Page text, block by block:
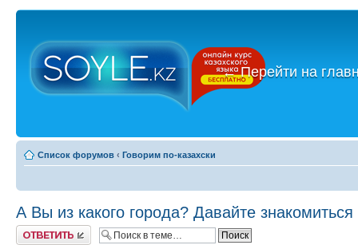
←Перейти на
Список форумов ‹ Говорим по-казахски
А Вы из какого города? Давайте знакомиться
Ответить